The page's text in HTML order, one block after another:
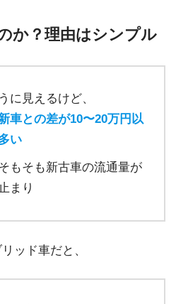
か？理由はシンプル
に見えるけど、
車との差が10〜20万円以
い
もそも新古車の流通量が
まり
ッド車だと、